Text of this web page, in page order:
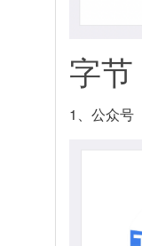
字节
1、公众号